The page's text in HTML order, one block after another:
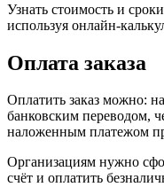
Узнать стоимость и
используя онлайн-
Оплата заказа
Оплатить заказ можно:
банковским переводом,
наложенным платежом
Организациям нужно
счёт и оплатить